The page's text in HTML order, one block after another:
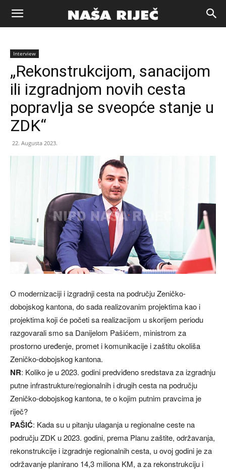
Naša
riječ
Interview
„Rekonstrukcijom, sanacijom
ili izgradnjom novih cesta
popravlja se sveopće stanje u
ZDK“
22. Augusta 2023.
O modernizaciji i izgradnji cesta na području Zeničko-
dobojskog kantona, do sada realizovanim projektima kao i
projektima koji će početi sa realizacijom u skorijem periodu
razgovarali smo sa Danijelom Pašićem, ministrom za
prostorno uređenje, promet i komunikacije i zaštitu okoliša
Zeničko-dobojskog kantona.
NR: Koliko je u 2023. godini predviđeno sredstava za izgradnju
putne infrastrukture/regionalnih i drugih cesta na području
Zeničko-dobojskog kantona, te o kojim putnim pravcima je
riječ?
PAŠIĆ: Kada su u pitanju ulaganja u regionalne ceste na
području ZDK u 2023. godini, prema Planu zaštite, održavanja,
rekonstrukcije i izgradnje regionalnih cesta, u ovoj godini je za
održavanje planirano 14,3 miliona KM, a za rekonstrukciju i